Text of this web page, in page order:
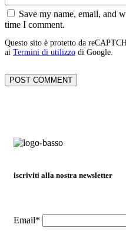
Save my name, email, and
time I comment.
Questo sito è protetto da
ai Termini di utilizzo di Google.
iscriviti alla nostra newsletter
Email*